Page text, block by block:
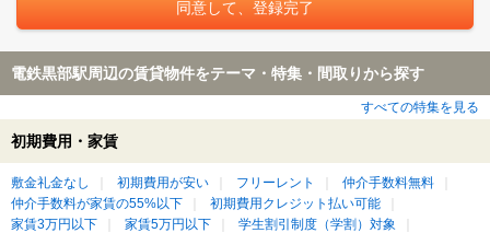
電鉄黒部駅周辺の賃貸物件をテーマ・特集・間取りから探す
すべての特集を見る
初期費用・家賃
敷金礼金なし 初期費用が安い フリーレント
仲介手数料無料
仲介手数料が家賃の55%以下
初期費用クレジット払い可能
家賃3万円以下
家賃5万円以下 学生割引制度（学割）対象